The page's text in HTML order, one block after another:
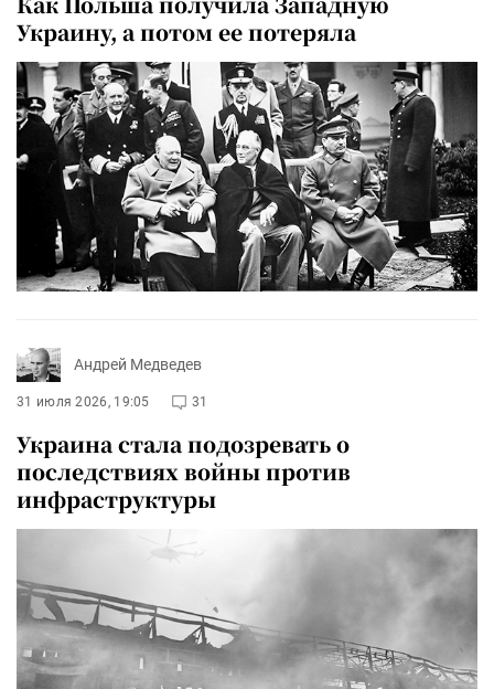
Украину, а потом ее потеряла
Андрей Медведев
31 июля 2026, 19:05 31
Украина стала подозревать о
последствиях войны против
инфраструктуры